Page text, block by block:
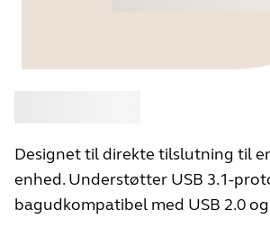
Designet til direkte tilslutning til
enhed. Understøtter USB 3.1-
bagudkompatibel med USB 2.0 og